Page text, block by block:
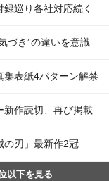
巡り各社対応続く
づき”の違いを意識
集表紙4パターン解禁
新作読切、再び掲載
の刃」最新作2冠
以下を見る